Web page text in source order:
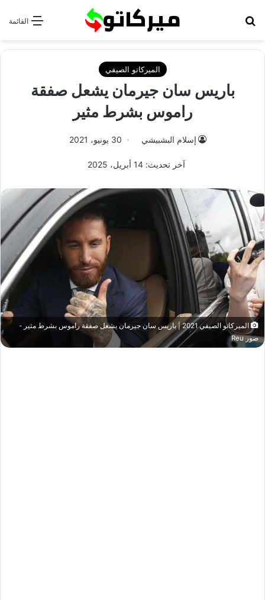
القائمة
الميركاتو الصيفي
باريس سان جيرمان يشعل صفقة
راموس بشرط مثير
إسلام البشبيشي 30 يونيو، 2021
آخر تحديث: 14 أبريل، 2025
الميركاتو الصيفي 2021 | باريس سان جيرمان يشعل صفقة راموس بشرط مثير -
صور Reu